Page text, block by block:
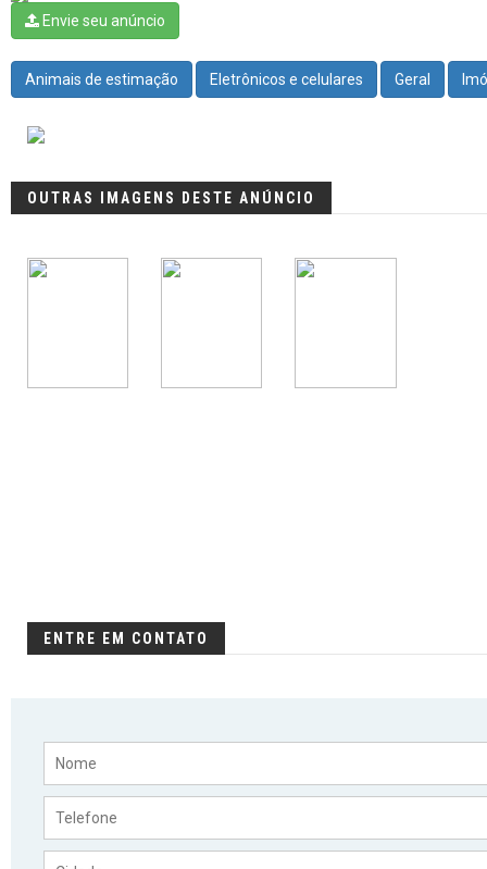
Envie seu anúncio
Animais de estimação Eletrônicos e celulares Geral
OUTRAS IMAGENS DESTE ANÚNCIO
ENTRE EM CONTATO